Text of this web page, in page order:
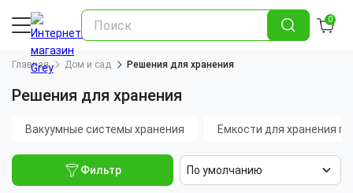
0
Главная Дом и сад Решения для хранения
Решения для хранения
Вакуумные системы хранения Емкости для хранения
Фильтр По умолчанию